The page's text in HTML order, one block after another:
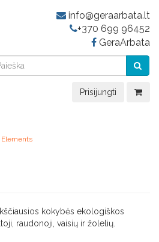
info@geraarbata.lt
+370 699 96452
GeraArbata
Prisijungti
Elements
kokybės ekologiškos
raudonoji, vaisių ir žolelių.